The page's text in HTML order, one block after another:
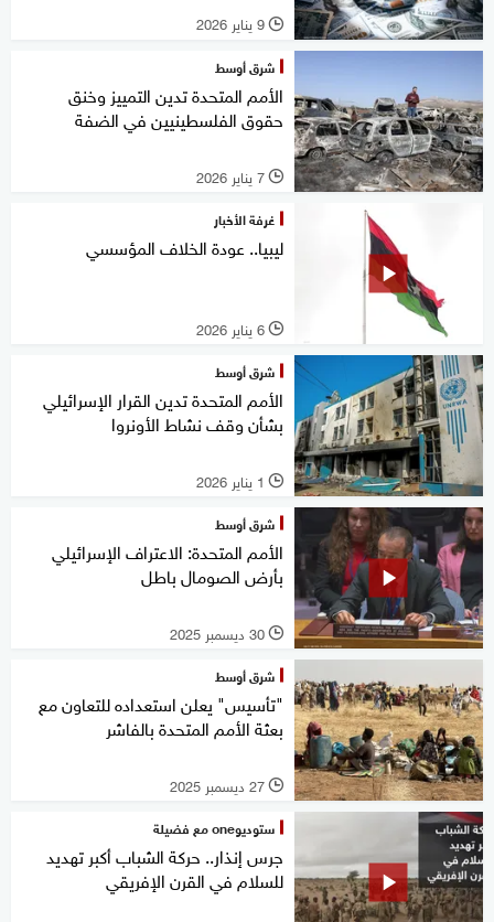
l 9 يناير 2026
شرق أوسط
الأمم المتحدة تدين التمييز وخنق
حقوق الفلسطينيين في الضفة
l 7 يناير 2026
غرفة الأخبار
ليبيا.. عودة الخلاف المؤسسي
l 6 يناير 2026
شرق أوسط
الأمم المتحدة تدين القرار الإسرائيلي
بشأن وقف نشاط الأونروا
l 1 يناير 2026
شرق أوسط
الأمم المتحدة: الاعتراف الإسرائيلي
بأرض الصومال باطل
l 30 ديسمبر 2025
شرق أوسط
"تأسيس" يعلن استعداده للتعاون مع
بعثة الأمم المتحدة بالفاشر
l 27 ديسمبر 2025
ستوديوone مع فضيلة
جرس إنذار.. حركة الشباب أكبر تهديد
للسلام في القرن الإفريقي